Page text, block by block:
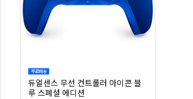
듀얼센스 무선 컨트롤러 아이콘 블
루 스폐셜 에디션